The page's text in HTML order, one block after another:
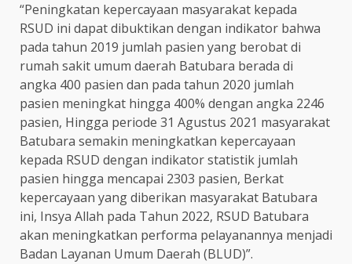
“Peningkatan kepercayaan masyarakat kepada
RSUD ini dapat dibuktikan dengan indikator bahwa
pada tahun 2019 jumlah pasien yang berobat di
rumah sakit umum daerah Batubara berada di
angka 400 pasien dan pada tahun 2020 jumlah
pasien meningkat hingga 400% dengan angka 2246
pasien, Hingga periode 31 Agustus 2021 masyarakat
Batubara semakin meningkatkan kepercayaan
kepada RSUD dengan indikator statistik jumlah
pasien hingga mencapai 2303 pasien, Berkat
kepercayaan yang diberikan masyarakat Batubara
ini, Insya Allah pada Tahun 2022, RSUD Batubara
akan meningkatkan performa pelayanannya menjadi
Badan Layanan Umum Daerah (BLUD)”.